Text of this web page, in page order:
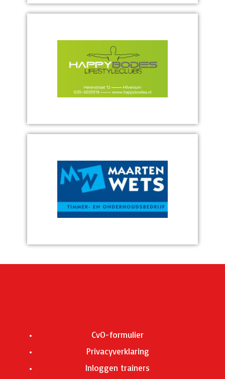
CvO-formulier
Privacyverklaring
Inloggen trainers